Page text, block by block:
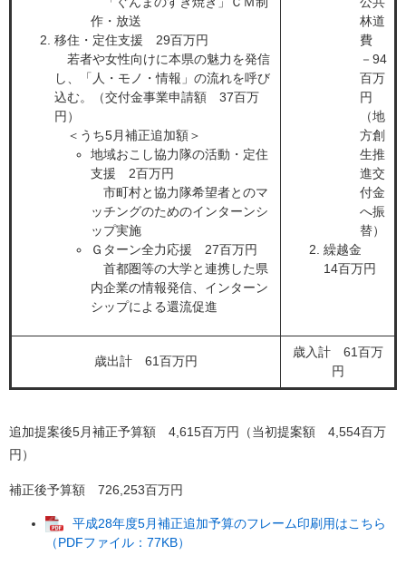
作・放送
移住・定住支援 29百万円
若者や女性向けに本県の魅力を発信
し、「人・モノ・情報」の流れを呼び
込む。（交付金事業申請額 37百万
円）
＜うち5月補正追加額＞
地域おこし協力隊の活動・定住
支援 2百万円
市町村と協力隊希望者とのマ
ッチングのためのインターンシ
ップ実施
Ｇターン全力応援 27百万円
首都圏等の大学と連携した県
内企業の情報発信、インターン
シップによる還流促進
林道
費
－94
百万
円
（地
方創
生推
進交
付金
へ振
替）
繰越金
14百万円
歳出計 61百万円
歳入計 61百万
円
追加提案後5月補正予算額 4,615百万円（当初提案額 4,554百万
円）
補正後予算額 726,253百万円
平成28年度5月補正追加予算のフレーム印刷用はこちら
（PDFファイル：77KB）